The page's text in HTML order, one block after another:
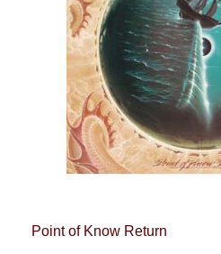
Point of Know Return